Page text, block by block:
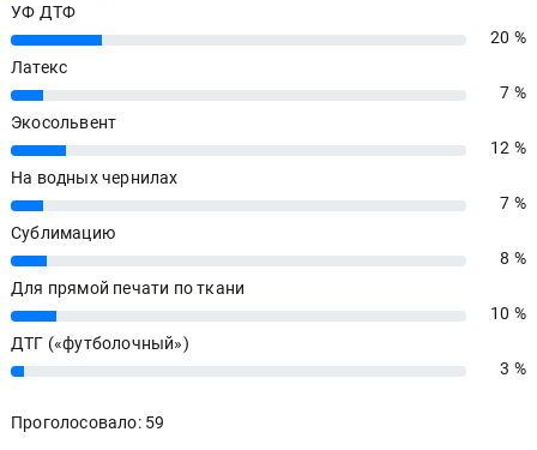
УФ ДТФ
20%
20 %
Латекс
7%
7 %
Экосольвент
12%
12 %
На водных чернилах
7%
7 %
Сублимацию
8%
8 %
Для прямой печати по ткани
10%
10 %
ДТГ («футболочный»)
3% 3 %
Проголосовало: 59